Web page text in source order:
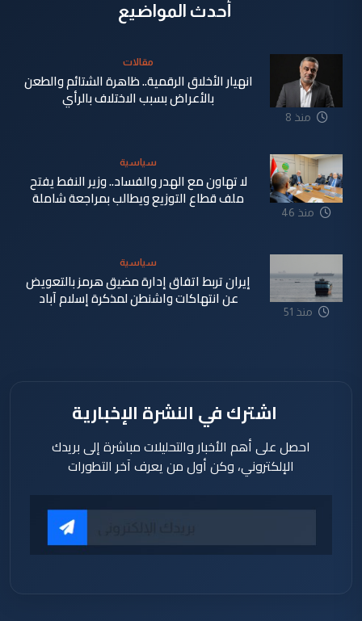
أحدث المواضيع
منذ 8
مقالات
انهيار الأخلاق الرقمية.. ظاهرة الشتائم والطعن
بالأعراض بسبب الاختلاف بالرأي
منذ 46
سياسية
لا تهاون مع الهدر والفساد.. وزير النفط يفتح
ملف قطاع التوزيع ويطالب بمراجعة شاملة
منذ 51
سياسية
إيران تربط اتفاق إدارة مضيق هرمز بالتعويض
عن انتهاكات واشنطن لمذكرة إسلام آباد
اشترك في النشرة الإخبارية
احصل على أهم الأخبار والتحليلات مباشرة إلى بريدك
الإلكتروني، وكن أول من يعرف آخر التطورات